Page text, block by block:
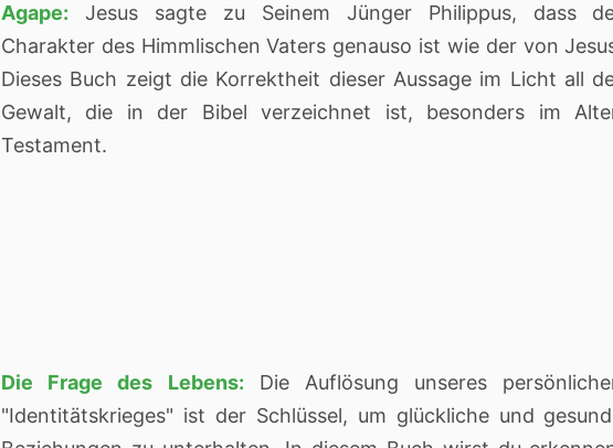
Agape: Jesus sagte zu Seinem Jünger Philippus, dass
Charakter des Himmlischen Vaters genauso ist wie der von
Dieses Buch zeigt die Korrektheit dieser Aussage im Licht all
Gewalt, die in der Bibel verzeichnet ist, besonders im
Testament.
Die Frage des Lebens: Die Auflösung unseres
"Identitätskrieges" ist der Schlüssel, um glückliche und